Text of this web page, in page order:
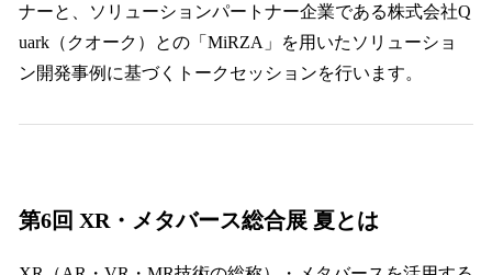
ナーと、ソリューションパートナー企業である株式会社Q
uark（クオーク）との「MiRZA」を用いたソリューショ
ン開発事例に基づくトークセッションを行います。
第6回 XR・メタバース総合展 夏とは